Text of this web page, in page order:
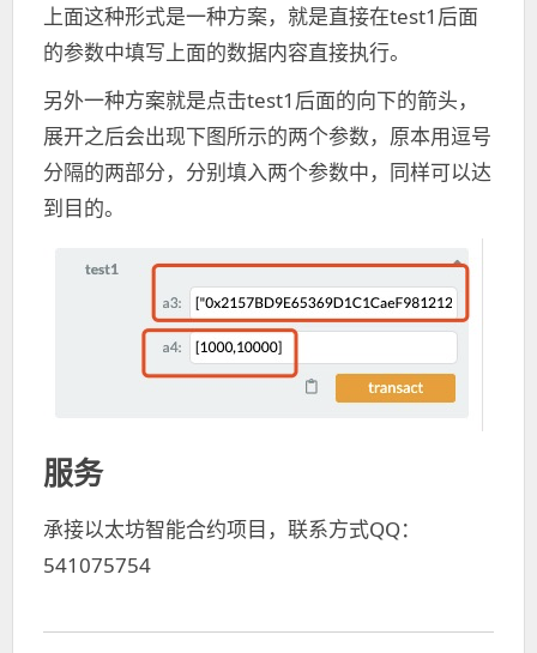
上面这种形式是一种方案，就是直接在test1后面
的参数中填写上面的数据内容直接执行。
另外一种方案就是点击test1后面的向下的箭头，
展开之后会出现下图所示的两个参数，原本用逗号
分隔的两部分，分别填入两个参数中，同样可以达
到目的。
服务
承接以太坊智能合约项目，联系方式QQ：
541075754